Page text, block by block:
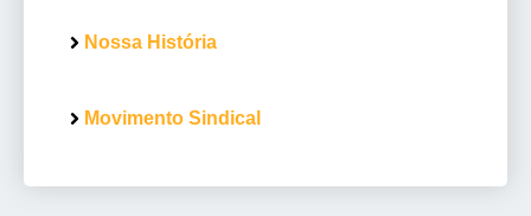
Nossa História
Movimento Sindical